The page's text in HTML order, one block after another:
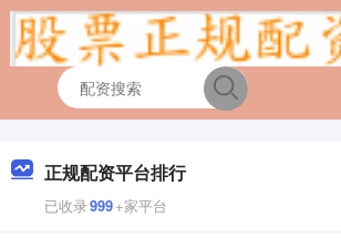
正规配资平台排行
已收录999+家平台